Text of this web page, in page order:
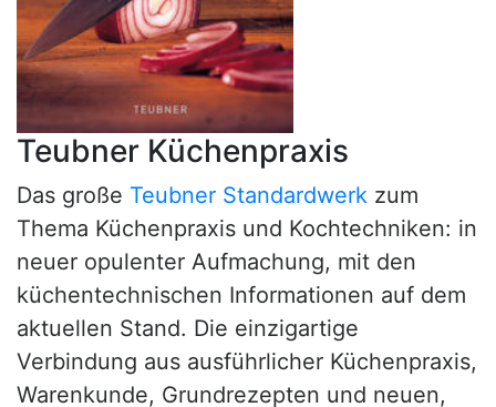
Teubner Küchenpraxis
Das große Teubner Standardwerk zum
Thema Küchenpraxis und Kochtechniken: in
neuer opulenter Aufmachung, mit den
küchentechnischen Informationen auf dem
aktuellen Stand. Die einzigartige
Verbindung aus ausführlicher Küchenpraxis,
Warenkunde, Grundrezepten und neuen,